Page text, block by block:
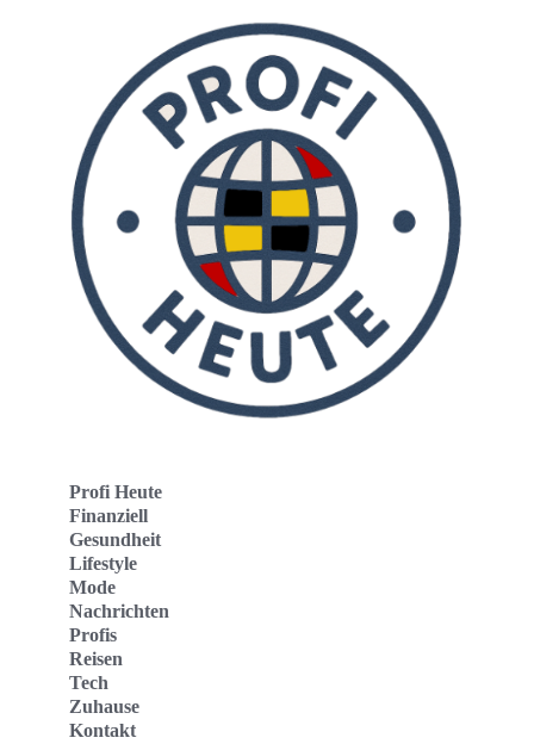
Profi Heute
Finanziell
Gesundheit
Lifestyle
Mode
Nachrichten
Profis
Reisen
Tech
Zuhause
Kontakt